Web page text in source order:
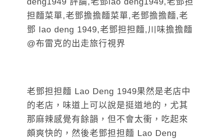
老鄧担担麵 Lao Deng 1949果然是老店中
的老店，味道上可以說是挺道地的，尤其
那麻辣感覺有餘韻，但不會太衝，吃起來
頗爽快的，然後老鄧担担麵 Lao Deng